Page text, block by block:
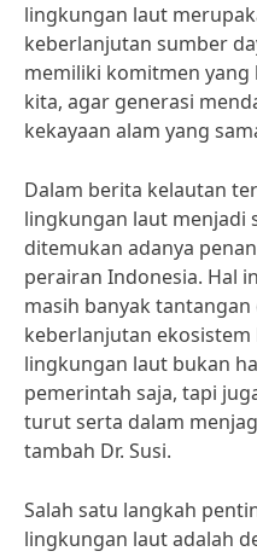
lingkungan laut
keberlanjutan sumber
memiliki komitmen
kita, agar generasi
kekayaan alam yang
Dalam berita kelautan
lingkungan laut menjadi
ditemukan adanya
perairan Indonesia. Hal
masih banyak
keberlanjutan ekosistem
lingkungan laut bukan
pemerintah saja, tapi
turut serta dalam
tambah Dr. Susi.
Salah satu langkah
lingkungan laut adalah